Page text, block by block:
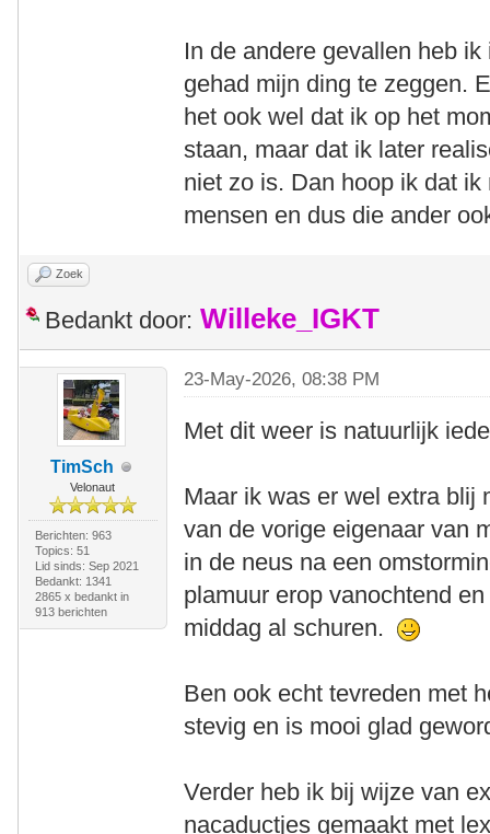
In de andere gevallen heb
gehad mijn ding te zeggen.
het ook wel dat ik op het
staan, maar dat ik later
niet zo is. Dan hoop ik dat
mensen en dus die ander
Zoek
Bedankt door: Willeke_IGKT
TimSch
Velonaut
Berichten: 963
Topics: 51
Lid sinds: Sep 2021
Bedankt: 1341
2865 x bedankt in
913 berichten
23-May-2026, 08:38 PM
Met dit weer is natuurlijk
Maar ik was er wel extra blij
van de vorige eigenaar van
in de neus na een
plamuur erop vanochtend
middag al schuren.
Ben ook echt tevreden met
stevig en is mooi glad
Verder heb ik bij wijze van
nacaductjes gemaakt met